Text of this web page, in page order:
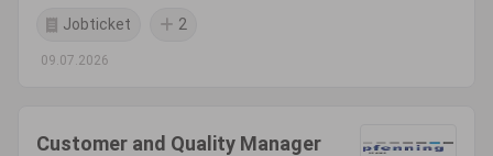
Jobticket 2
09.07.2026
Customer and Quality Manager